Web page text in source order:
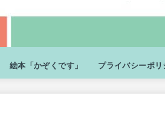
絵本「かぞくです」 プライバシーポリ